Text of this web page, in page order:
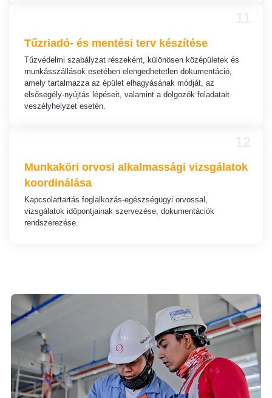
Tűzriadó- és mentési terv készítése
Tűzvédelmi szabályzat részeként, különösen középületek és
munkásszállások esetében elengedhetetlen dokumentáció,
amely tartalmazza az épület elhagyásának módját, az
elsősegély-nyújtás lépéseit, valamint a dolgozók feladatait
veszélyhelyzet esetén.
Munkaköri orvosi alkalmassági vizsgálatok
koordinálása
Kapcsolattartás foglalkozás-egészségügyi orvossal,
vizsgálatok időpontjainak szervezése, dokumentációk
rendszerezése.